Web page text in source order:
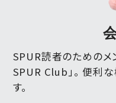
SPUR読者のためのメ
SPUR Club」。 便利
す。